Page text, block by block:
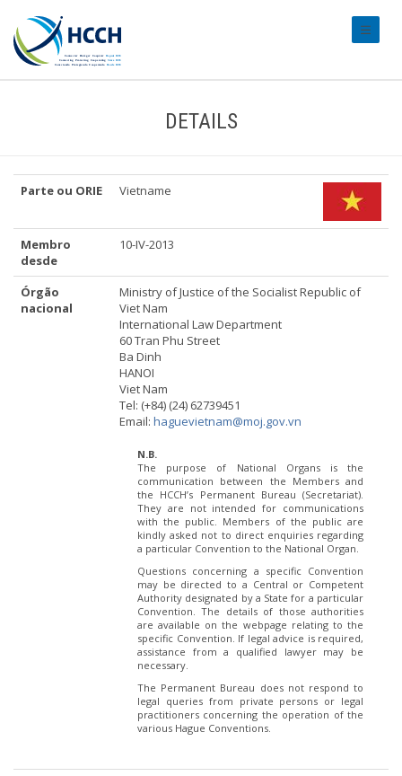
DETAILS
Parte ou ORIE Vietname
Membro
desde
10-IV-2013
Órgão
nacional
Ministry of Justice of the Socialist Republic of
Viet Nam
International Law Department
60 Tran Phu Street
Ba Dinh
HANOI
Viet Nam
Tel: (+84) (24) 62739451
Email: haguevietnam@moj.gov.vn
N.B.
The purpose of National Organs is the
communication between the Members and
the HCCH’s Permanent Bureau (Secretariat).
They are not intended for communications
with the public. Members of the public are
kindly asked not to direct enquiries regarding
a particular Convention to the National Organ.
Questions concerning a specific Convention
may be directed to a Central or Competent
Authority designated by a State for a particular
Convention. The details of those authorities
are available on the webpage relating to the
specific Convention. If legal advice is required,
assistance from a qualified lawyer may be
necessary.
The Permanent Bureau does not respond to
legal queries from private persons or legal
practitioners concerning the operation of the
various Hague Conventions.